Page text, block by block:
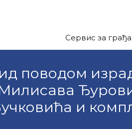
Сервис за
поводом
и